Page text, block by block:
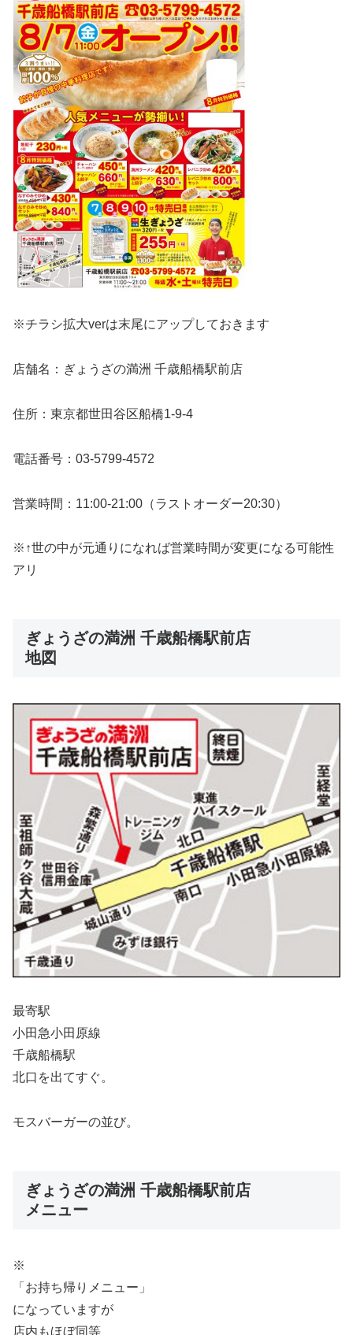
※チラシ拡大verは末尾にアップしておきます
店舗名：ぎょうざの満洲 千歳船橋駅前店
住所：東京都世田谷区船橋1-9-4
電話番号：03-5799-4572
営業時間：11:00-21:00（ラストオーダー20:30）
※↑世の中が元通りになれば営業時間が変更になる可能性
アリ
ぎょうざの満洲 千歳船橋駅前店
地図
最寄駅
小田急小田原線
千歳船橋駅
北口を出てすぐ。
モスバーガーの並び。
ぎょうざの満洲 千歳船橋駅前店
メニュー
※
「お持ち帰りメニュー」
になっていますが
店内もほぼ同等